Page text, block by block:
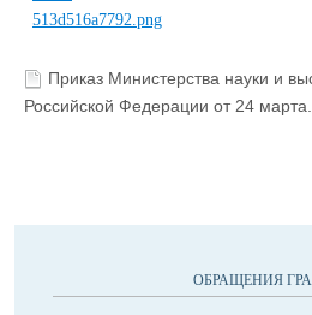
Приказ Министерства науки и
Российской Федерации от 24
ОБРАЩЕНИЯ